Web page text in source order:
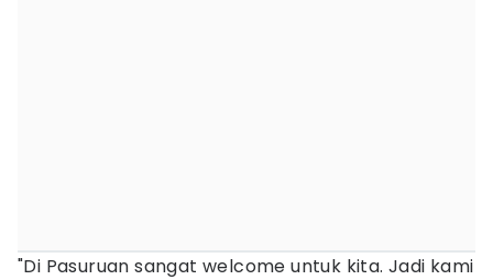
"Di Pasuruan sangat welcome untuk kita. Jadi kami